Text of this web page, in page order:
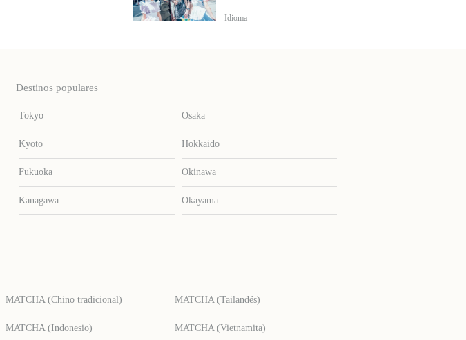
Idioma
Destinos populares
Tokyo Osaka
Kyoto Hokkaido
Fukuoka Okinawa
Kanagawa Okayama
MATCHA (Chino tradicional) MATCHA (Tailandés)
MATCHA (Indonesio) MATCHA (Vietnamita)